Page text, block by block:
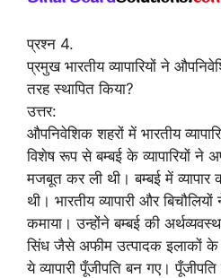
प्रश्न 4.
प्रमुख भारतीय व्यापारियों ने
तरह स्थापित किया?
उत्तर:
औपनिवेशिक शहरों में भारतीय
विशेष रूप से बम्बई के व्यापारियों ने
मजबूत कर ली थी। बम्बई में व्यापार
थी। भारतीय व्यापारी और
कमाया। उन्होंने बम्बई की
सिंध जैसे अफीम उत्पादक इलाकों के
ये व्यापारी पूँजीपति बन गए। पूँजीपति